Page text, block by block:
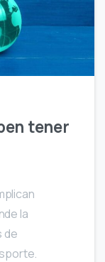
tener
la
de